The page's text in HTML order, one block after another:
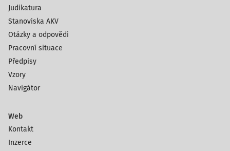
Judikatura
Stanoviska AKV
Otázky a odpovědi
Pracovní situace
Předpisy
Vzory
Navigátor
Web
Kontakt
Inzerce